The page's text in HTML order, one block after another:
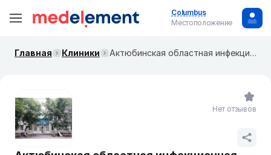
Columbus
Местоположение
Главная Клиники Актюбинская областная инфекционная клиническая больница
Нет отзывов